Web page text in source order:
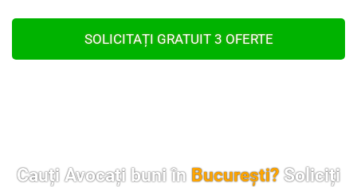
SOLICITAȚI GRATUIT 3 OFERTE
Cauți Avocați buni în București?Soliciți